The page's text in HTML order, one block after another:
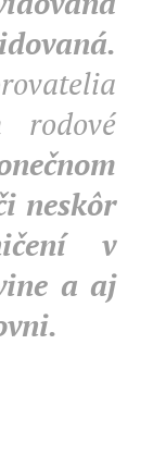
neskôr
v
a aj